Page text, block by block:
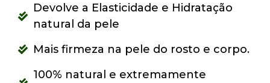
Devolve a Elasticidade e Hidratação
natural da pele
Mais firmeza na pele do rosto e corpo.
100% natural e extremamente